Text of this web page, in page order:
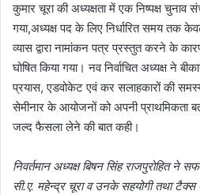
कुमार चूरा की अध्यक्षता में एक निष्पक्ष
गया,अध्यक्ष पद के लिए निर्धारित समय तक
व्यास द्वारा नामांकन पत्र प्रस्तुत करने के
घोषित किया गया। नव निर्वाचित अध्यक्ष ने
प्रयास, एडवोकेट एवं कर सलाहकारों की
सेमीनार के आयोजनों को अपनी प्राथमिकता
जल्द फैसला लेने की बात कही।
निवर्तमान अध्यक्ष बिषन सिंह राजपुरोहित ने
सी.ए. महेन्द्र चूरा व उनके सहयोगी तथा टैक्स